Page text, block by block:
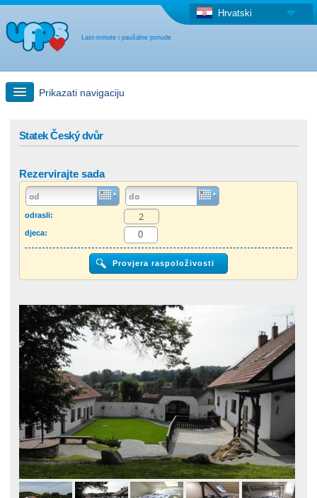
Last-minute i paušalne ponude
Hrvatski
Prikazati navigaciju
Brzo traženje
"Last Minute"ponuda + Paušalna ponuda
Druga država
Statek Český dvůr
Rezervirajte sada
odrasli:
djeca: